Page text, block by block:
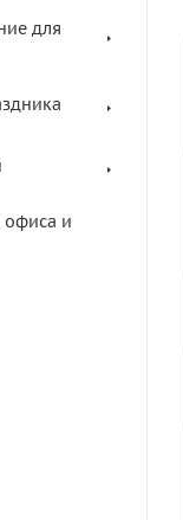
для
офиса и